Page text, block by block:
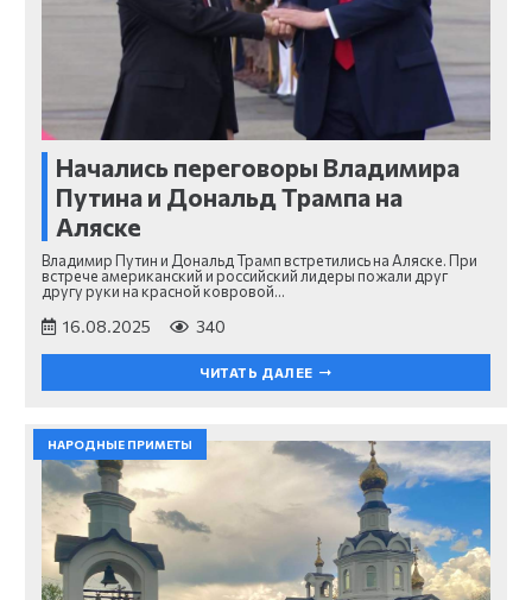
Начались переговоры Владимира
Путина и Дональд Трампа на
Аляске
Владимир Путин и Дональд Трамп встретились на Аляске. При
встрече американский и российский лидеры пожали друг
другу руки на красной ковровой…
16.08.2025 340
ЧИТАТЬ ДАЛЕЕ
НАРОДНЫЕ ПРИМЕТЫ